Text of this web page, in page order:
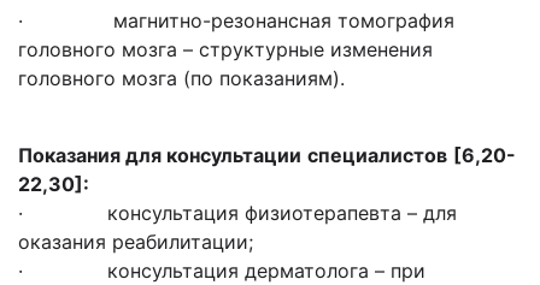
· магнитно-резонансная томография
головного мозга – структурные изменения
головного мозга (по показаниям).
Показания для консультации специалистов [6,20-
22,30] :
· консультация физиотерапевта – для
оказания реабилитации;
· консультация дерматолога – при